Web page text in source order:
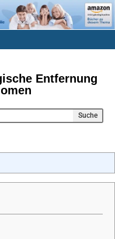
Entfernung
Suche